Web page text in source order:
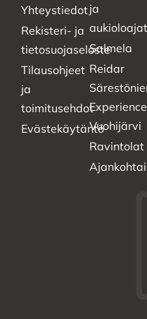
Yhteystiedot
Rekisteri- ja
tietosuojaseloste
Tilausohjeet
ja
toimitusehdot
Evästekäytäntö
ja
aukioloajat
Salmela
Reidar
Experience
Vuohijärvi
Ravintolat